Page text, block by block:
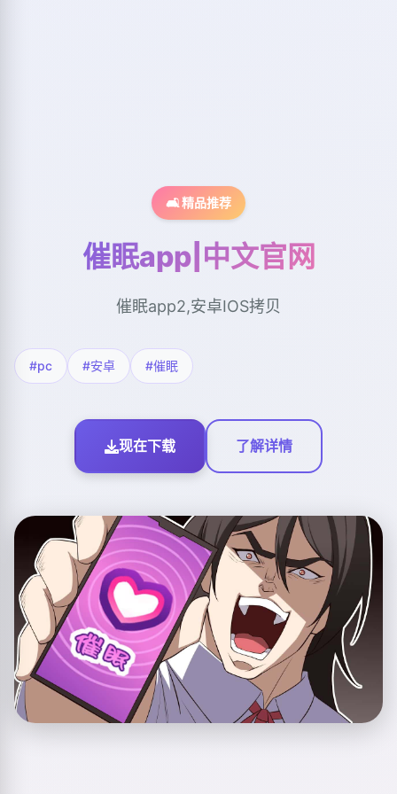
🛋️ 精品推荐
催眠app|中文官网
催眠app2,安卓IOS拷贝
#pc #安卓 #催眠
现在下载 了解详情